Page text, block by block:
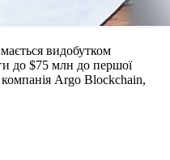
видобутком
до $75 млн до першої
Argo Blockchain,